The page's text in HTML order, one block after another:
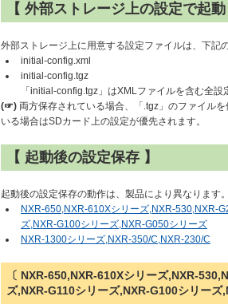
【 外部ストレージ上の設定で起動
外部ストレージ上に用意する設定ファイルは、下記
initial-config.xml
initial-config.tgz
「initial-config.tgz」はXMLファイルを含む全設
(☞) 両方保存されている場合、「.tgz」のファイル
いる場合はSDカード上の設定が優先されます。
【 起動後の設定保存 】
起動後の設定保存の動作は、製品により異なります。
NXR-650,NXR-610Xシリーズ,NXR-530,NXR-
ズ,NXR-G100シリーズ,NXR-G050シリーズ
NXR-1300シリーズ,NXR-350/C,NXR-230/C
〔 NXR-650,NXR-610Xシリーズ,NXR-
ズ,NXR-G110シリーズ,NXR-G100シリーズ